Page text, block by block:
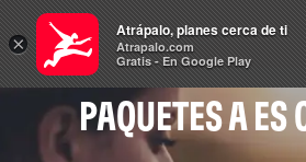
Vuelo+Hotel
PAQUETES A ES
×
Atrápalo, planes cerca de ti
Atrapalo.com
Gratis - En Google Play